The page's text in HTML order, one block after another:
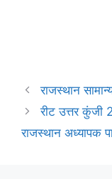
राजस्थान
रीट उत्तर
राजस्थान अध्यापक